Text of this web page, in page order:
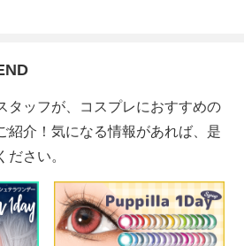
タッフが、コスプレにおすすめの
紹介！気になる情報があれば、是
ださい。